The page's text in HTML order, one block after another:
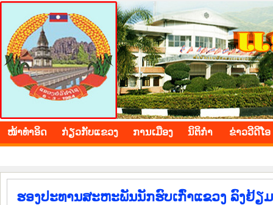
BOLIKHAMXAY PROVINCE
ໜ້າ​ທຳ​ອິດ ​ກ່ຽວ​ກັບ​ແຂວງ ​ການ​ເມືອງ ນິ​ຕິ​ກຳ ຂ່າວ​ວີ​ດີ​ໂອ
ຮອງປະທານສະຫະພັນນັກຮົບເກົ່າແຂວງ ລົງຢ້ຽ